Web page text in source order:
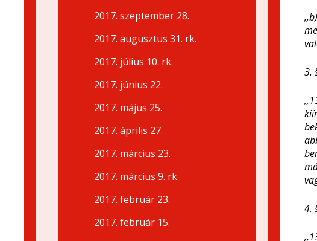
3.
4.
2017. szeptember 28.
2017. augusztus 31. rk.
2017. július 10. rk.
2017. június 22.
2017. május 25.
2017. április 27.
2017. március 23.
2017. március 9. rk.
2017. február 23.
2017. február 15.